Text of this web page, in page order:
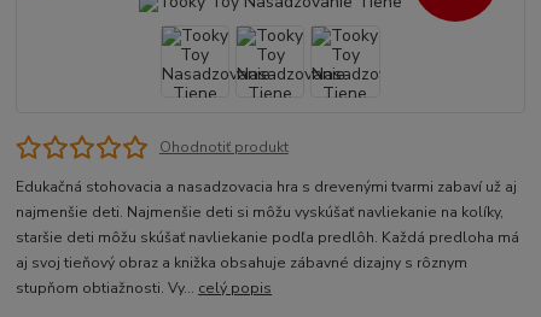
Ohodnotiť produkt
Edukačná stohovacia a nasadzovacia hra s drevenými tvarmi zabaví už aj
najmenšie deti. Najmenšie deti si môžu vyskúšať navliekanie na kolíky,
staršie deti môžu skúšať navliekanie podľa predlôh. Každá predloha má
aj svoj tieňový obraz a knižka obsahuje zábavné dizajny s rôznym
stupňom obtiažnosti. Vy... celý popis